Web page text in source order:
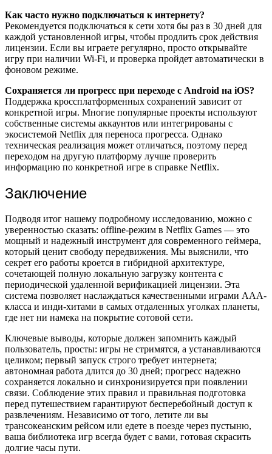
Как часто нужно подключаться к интернету?
Рекомендуется подключаться к сети хотя бы раз в 30 дней для
каждой установленной игры, чтобы продлить срок действия
лицензии. Если вы играете регулярно, просто открывайте
игру при наличии Wi-Fi, и проверка пройдет автоматически в
фоновом режиме.
Сохраняется ли прогресс при переходе с Android на iOS?
Поддержка кроссплатформенных сохранений зависит от
конкретной игры. Многие популярные проекты используют
собственные системы аккаунтов или интегрированы с
экосистемой Netflix для переноса прогресса. Однако
техническая реализация может отличаться, поэтому перед
переходом на другую платформу лучше проверить
информацию по конкретной игре в справке Netflix.
Заключение
Подводя итог нашему подробному исследованию, можно с
уверенностью сказать: offline-режим в Netflix Games — это
мощный и надежный инструмент для современного геймера,
который ценит свободу передвижения. Мы выяснили, что
секрет его работы кроется в гибридной архитектуре,
сочетающей полную локальную загрузку контента с
периодической удаленной верификацией лицензии. Эта
система позволяет наслаждаться качественными играми AAA-
класса и инди-хитами в самых отдаленных уголках планеты,
где нет ни намека на покрытие сотовой сети.
Ключевые выводы, которые должен запомнить каждый
пользователь, просты: игры не стримятся, а устанавливаются
целиком; первый запуск строго требует интернета;
автономная работа длится до 30 дней; прогресс надежно
сохраняется локально и синхронизируется при появлении
связи. Соблюдение этих правил и правильная подготовка
перед путешествием гарантируют бесперебойный доступ к
развлечениям. Независимо от того, летите ли вы
трансокеанским рейсом или едете в поезде через пустыню,
ваша библиотека игр всегда будет с вами, готовая скрасить
долгие часы пути.